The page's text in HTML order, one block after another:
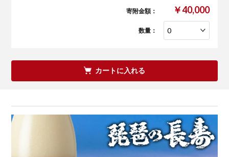
寄附金額： ￥40,000
数量：
カートに入れる